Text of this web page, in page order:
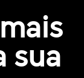
sua